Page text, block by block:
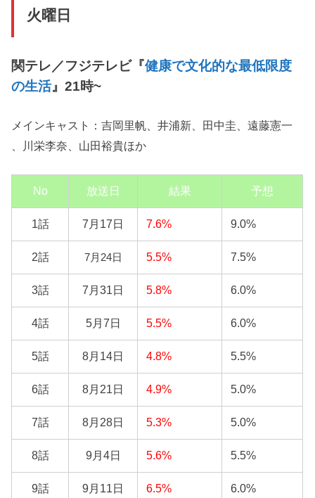
火曜日
関テレ／フジテレビ『健康で文化的な最低限度
の生活』21時~
メインキャスト：吉岡里帆、井浦新、田中圭、遠藤憲一
、川栄李奈、山田裕貴ほか
No 放送日 結果 予想
1話 7月17日 7.6% 9.0%
2話 7月24日 5.5% 7.5%
3話 7月31日 5.8% 6.0%
4話 5月7日 5.5% 6.0%
5話 8月14日 4.8% 5.5%
6話 8月21日 4.9% 5.0%
7話 8月28日 5.3% 5.0%
8話 9月4日 5.6% 5.5%
9話 9月11日 6.5% 6.0%